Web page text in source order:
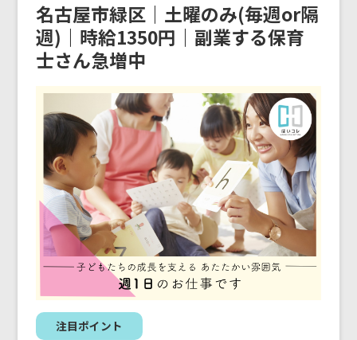
名古屋市緑区｜土曜のみ(毎週or隔
週)｜時給1350円｜副業する保育
士さん急増中
注目ポイント